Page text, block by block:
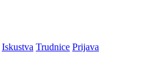
Iskustva Trudnice Prijava